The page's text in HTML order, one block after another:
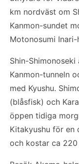
km nordväst om
Kanmon-sundet
Motonosumi
Shin-
Kanmon-tunneln
med Kyushu.
(blåsfisk) och
öppen tidiga
Kitakyushu för en
och kostar ca